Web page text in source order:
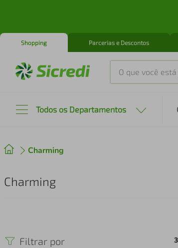
Shopping Parcerias e Descontos
O que você está
Todos os Departamentos
Charming
Charming
Filtrar por 3